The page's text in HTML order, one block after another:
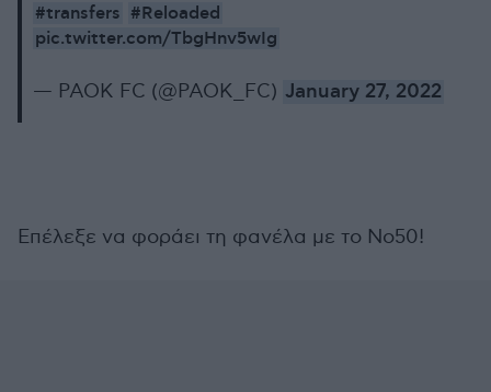
#transfers #Reloaded
pic.twitter.com/TbgHnv5wIg
— PAOK FC (@PAOK_FC) January 27, 2022
Επέλεξε να φοράει τη φανέλα με το Νο50!